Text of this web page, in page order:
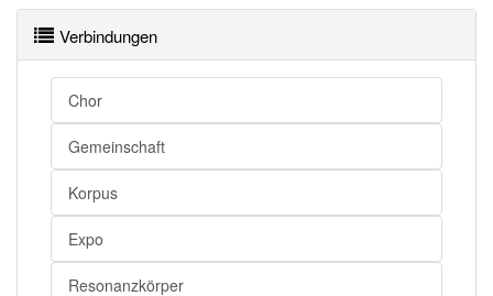
Verbindungen
Chor
Gemeinschaft
Korpus
Expo
Resonanzkörper